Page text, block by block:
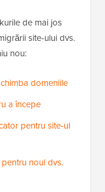
de mai jos
site-ului dvs.
nou:
domeniile
a începe
pentru site-ul
noul dvs.